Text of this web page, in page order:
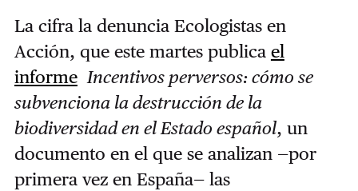
La cifra la denuncia Ecologistas en
Acción, que este martes publica el
informe Incentivos perversos: cómo se
subvenciona la destrucción de la
biodiversidad en el Estado español, un
documento en el que se analizan —por
primera vez en España— las